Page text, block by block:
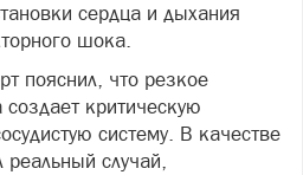
сердца и дыхания
шока.
пояснил, что резкое
критическую
систему. В качестве
реальный случай,